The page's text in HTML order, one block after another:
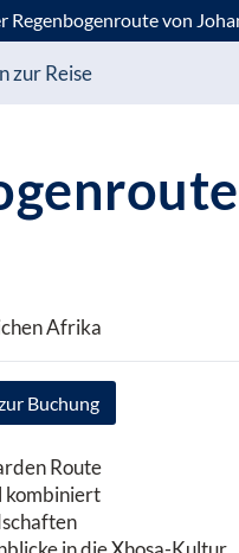
Regenbogenroute von
zur Reise
Afrika
Buchung
Route
kombiniert